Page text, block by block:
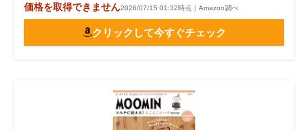
価格を取得できません2026/07/15 01:32時点｜Amazon調べ
クリックして今すぐチェック